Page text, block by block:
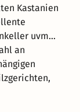
Kastanien
uvm...
an